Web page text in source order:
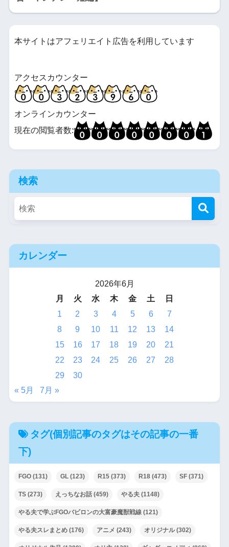
本サイトはアフェリエイト広告を利用しています
アクセスカウンター
オンラインカウンター
現在の閲覧者数:
検索
カレンダー
2026年6月
月
火 水 木 金 土
日
1
2 3 4 5 6
7
8
9 10 11 12 13
14
15
16 17 18 19 20
21
22
23 24 25 26 27
28
29
30
« 5月
7月 »
タグ(個別記事のタグはその記事の一番
下)
FGO(131) GL(123) R15(373) R18(473) SF(371)
TS(273) えっちなお話(459) やる夫(1148)
やる夫で学ぶFGOバビロンの大富豪魔獣戦線(121)
やる夫スレまとめ(176) アニメ (243) オリジナル(302)